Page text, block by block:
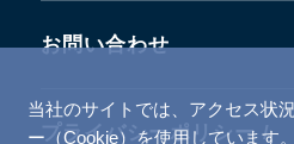
当社のサイトでは、アクセス状
ー（Cookie）を使用しています
お問い合わせ
プライバシーポリシー /